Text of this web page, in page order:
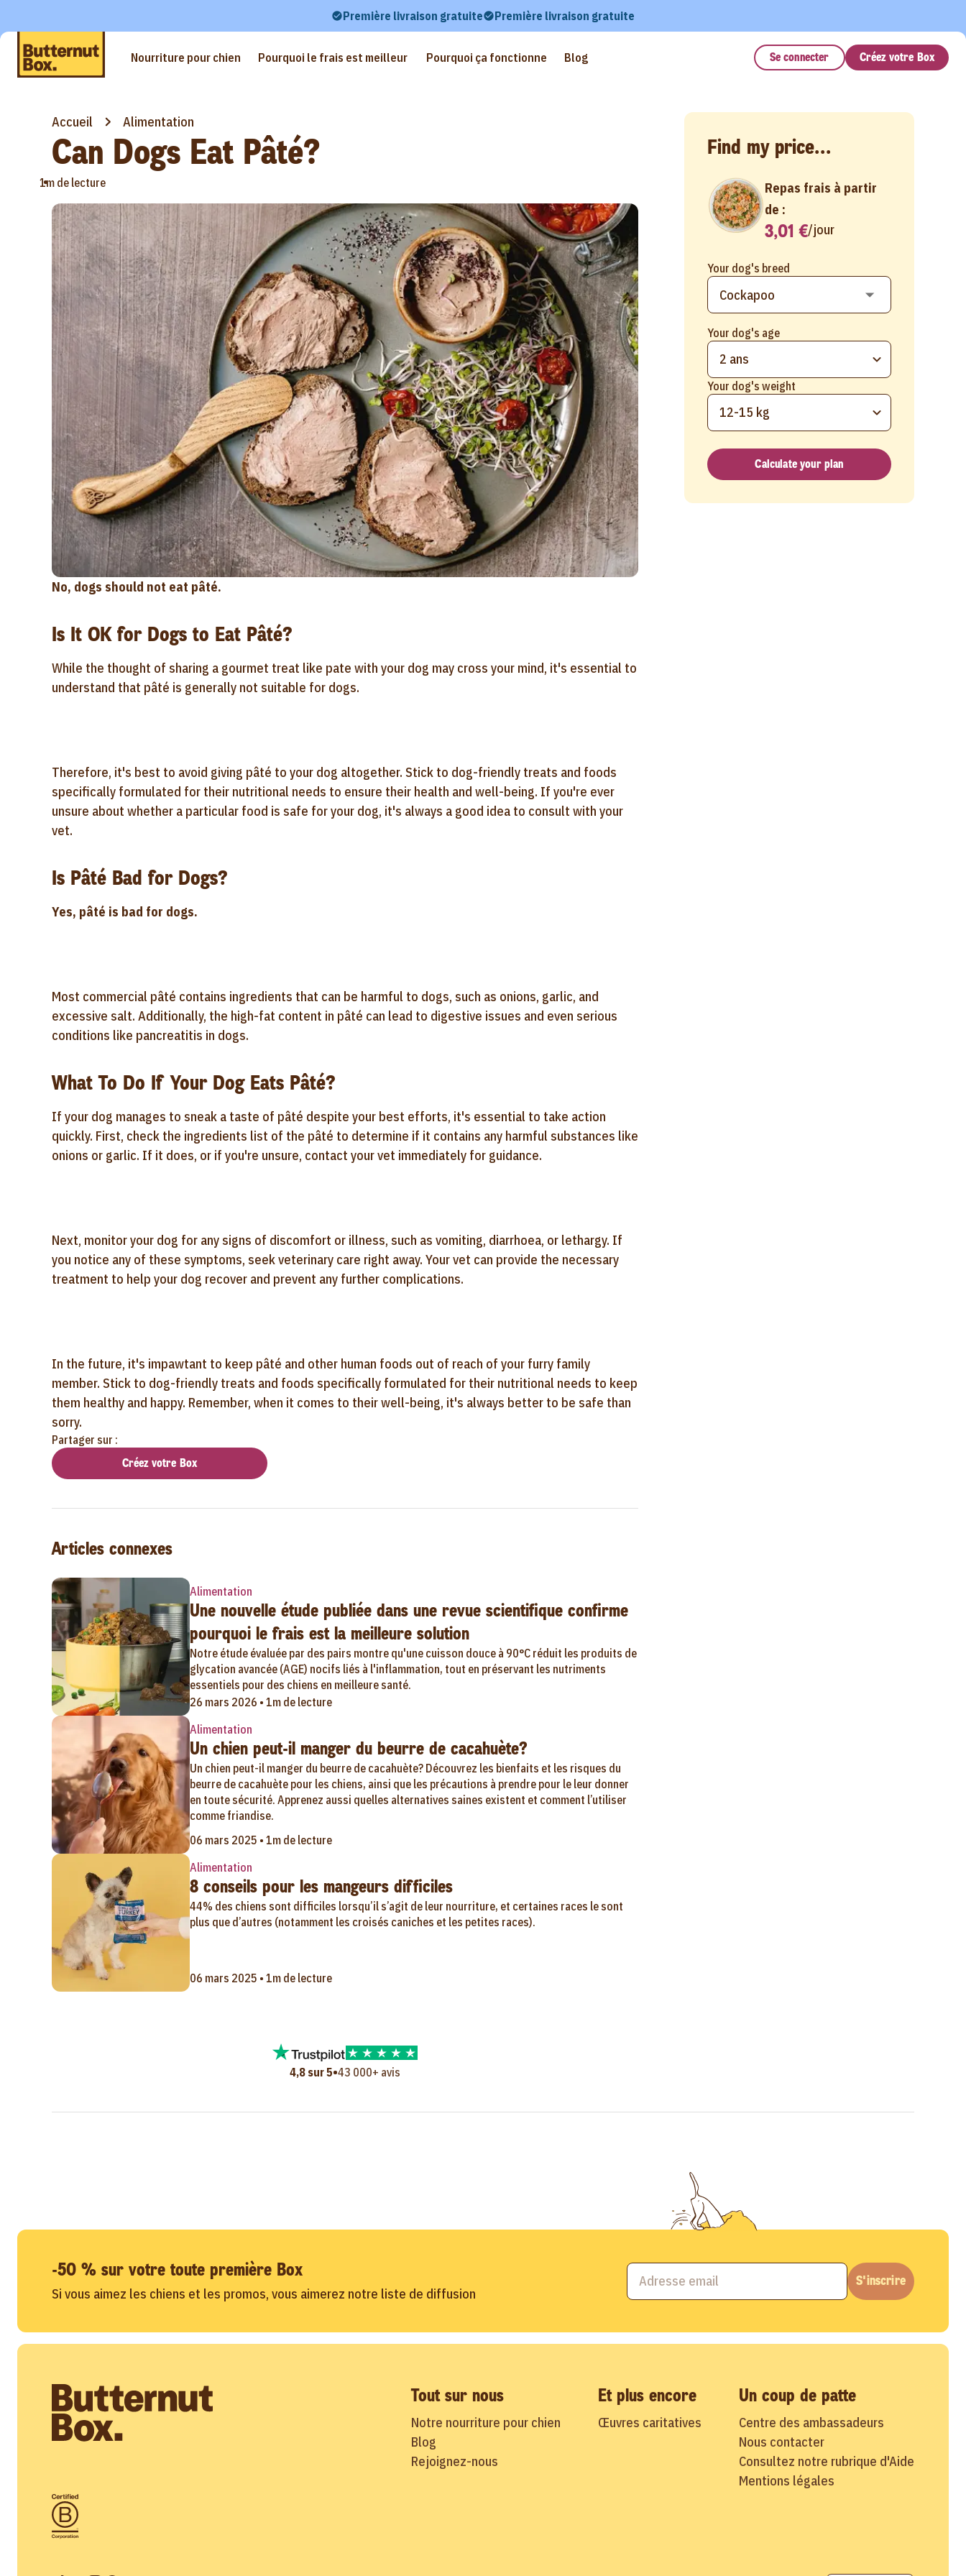
Première livraison gratuite Première livraison gratuite
Nourriture pour chien Pourquoi le frais est meilleur Pourquoi ça fonctionne Blog Se connecter Créez votre Box
Accueil Alimentation
Can Dogs Eat Pâté?
•
1m de lecture
No, dogs should not eat pâté.
Is It OK for Dogs to Eat Pâté?
While the thought of sharing a gourmet treat like pate with your dog may cross your mind, it's essential to
understand that pâté is generally not suitable for dogs.
Therefore, it's best to avoid giving pâté to your dog altogether. Stick to dog-friendly treats and foods
specifically formulated for their nutritional needs to ensure their health and well-being. If you're ever
unsure about whether a particular food is safe for your dog, it's always a good idea to consult with your
vet.
Is Pâté Bad for Dogs?
Yes, pâté is bad for dogs.
Most commercial pâté contains ingredients that can be harmful to dogs, such as onions, garlic, and
excessive salt. Additionally, the high-fat content in pâté can lead to digestive issues and even serious
conditions like pancreatitis in dogs.
What To Do If Your Dog Eats Pâté?
If your dog manages to sneak a taste of pâté despite your best efforts, it's essential to take action
quickly. First, check the ingredients list of the pâté to determine if it contains any harmful substances like
onions or garlic. If it does, or if you're unsure, contact your vet immediately for guidance.
Next, monitor your dog for any signs of discomfort or illness, such as vomiting, diarrhoea, or lethargy. If
you notice any of these symptoms, seek veterinary care right away. Your vet can provide the necessary
treatment to help your dog recover and prevent any further complications.
In the future, it's impawtant to keep pâté and other human foods out of reach of your furry family
member. Stick to dog-friendly treats and foods specifically formulated for their nutritional needs to keep
them healthy and happy. Remember, when it comes to their well-being, it's always better to be safe than
sorry.
Partager sur :
Créez votre Box
Articles connexes
Alimentation
Une nouvelle étude publiée dans une revue scientifique confirme
pourquoi le frais est la meilleure solution
Notre étude évaluée par des pairs montre qu'une cuisson douce à 90°C réduit les produits de
glycation avancée (AGE) nocifs liés à l'inflammation, tout en préservant les nutriments
essentiels pour des chiens en meilleure santé.
26 mars 2026 • 1m de lecture
Alimentation
Un chien peut-il manger du beurre de cacahuète?
Un chien peut-il manger du beurre de cacahuète? Découvrez les bienfaits et les risques du
beurre de cacahuète pour les chiens, ainsi que les précautions à prendre pour le leur donner
en toute sécurité. Apprenez aussi quelles alternatives saines existent et comment l’utiliser
comme friandise.
06 mars 2025 • 1m de lecture
Alimentation
8 conseils pour les mangeurs difficiles
44% des chiens sont difficiles lorsqu’il s’agit de leur nourriture, et certaines races le sont
plus que d’autres (notamment les croisés caniches et les petites races).
06 mars 2025 • 1m de lecture
4,8 sur 5•43 000+ avis
Find my price...
Your dog's breed
Your dog's age
2 ans
Your dog's weight
12-15 kg
Repas frais à partir
de :
3,01 €/jour
Calculate your plan
-50 % sur votre toute première Box
Si vous aimez les chiens et les promos, vous aimerez notre liste de diffusion
S'inscrire
Tout sur nous
Notre nourriture pour chien
Blog
Rejoignez-nous
Et plus encore
Œuvres caritatives
Un coup de patte
Centre des ambassadeurs
Nous contacter
Consultez notre rubrique d'Aide
Mentions légales